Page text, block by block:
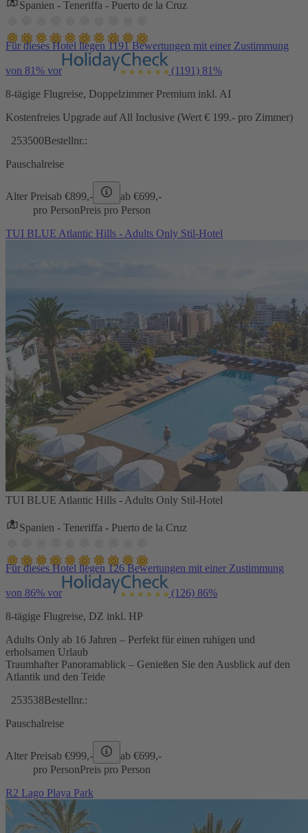
Spanien - Teneriffa - Puerto de la Cruz
Für dieses Hotel liegen 1191 Bewertungen mit einer Zustimmung
von 81% vor (1191) 81%
8-tägige Flugreise, Doppelzimmer Premium inkl. AI
Kostenfreies Upgrade auf All Inclusive (Wert € 199.- pro Zimmer)
253500Bestellnr.:
Pauschalreise
Alter Preisab €899,- ab €699,-
pro PersonPreis pro Person
TUI BLUE Atlantic Hills - Adults Only Stil-Hotel
TUI BLUE Atlantic Hills - Adults Only Stil-Hotel
Spanien - Teneriffa - Puerto de la Cruz
Für dieses Hotel liegen 126 Bewertungen mit einer Zustimmung
von 86% vor (126) 86%
8-tägige Flugreise, DZ inkl. HP
Adults Only ab 16 Jahren – Perfekt für einen ruhigen und
erholsamen Urlaub
Traumhafter Panoramablick – Genießen Sie den Ausblick auf den
Atlantik und den Teide
253538Bestellnr.:
Pauschalreise
Alter Preisab €999,- ab €699,-
pro PersonPreis pro Person
R2 Lago Playa Park